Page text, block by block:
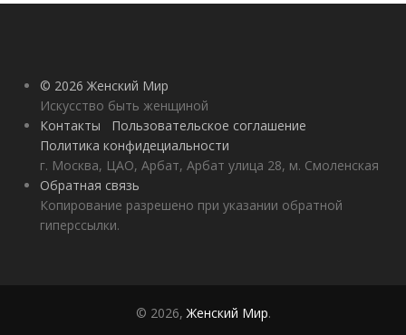
© 2026 Женский Мир
Искусство быть женщиной
Контакты
Пользовательское соглашение
Политика конфидециальности
г. Москва, ЦАО, Арбат, Арбат улица 28, м. Смоленская
Обратная связь
Копирование разрешено при указании обратной
гиперссылки.
© 2026,Женский Мир.